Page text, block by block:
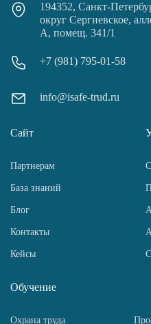
194352, Санкт-
округ Сергиевское,
А, помещ. 341/1
+7 (981) 795-01-58
info@isafe-trud.ru
Сайт
Партнерам
База знаний
Блог
Контакты
Кейсы
Обучение
Охрана труда